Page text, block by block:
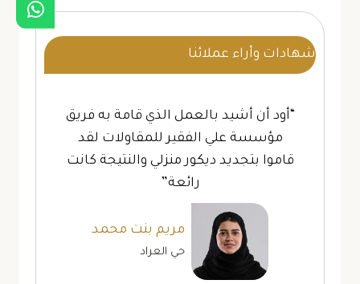
شهادات وأراء عملائنا
“أود أن أشيد بالعمل الذي قامة به فريق
مؤسسة علي الفقير للمقاولات لقد
قاموا بتجديد ديكور منزلي والنتيجة كانت
رائعة”
مريم بنت محمد
حي العراد